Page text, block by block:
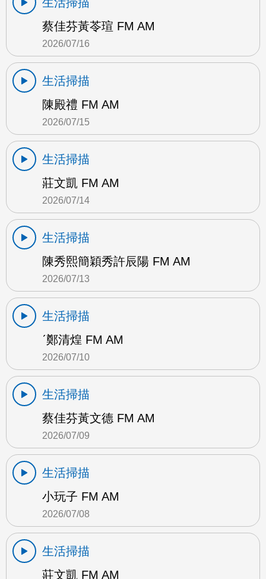
蔡佳芬黃苓瑄 FM AM
2026/07/16
生活掃描
陳殿禮 FM AM
2026/07/15
生活掃描
莊文凱 FM AM
2026/07/14
生活掃描
陳秀熙簡穎秀許辰陽 FM AM
2026/07/13
生活掃描
ˊ鄭清煌 FM AM
2026/07/10
生活掃描
蔡佳芬黃文德 FM AM
2026/07/09
生活掃描
小玩子 FM AM
2026/07/08
生活掃描
莊文凱 FM AM